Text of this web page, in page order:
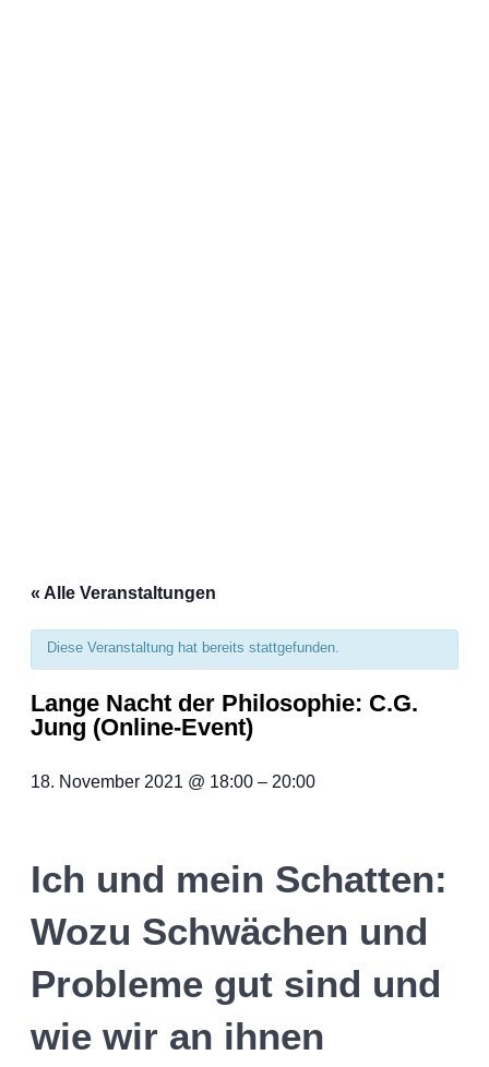
« Alle Veranstaltungen
Diese Veranstaltung hat bereits stattgefunden.
Lange Nacht der Philosophie: C.G.
Jung (Online-Event)
18. November 2021 @ 18:00 – 20:00
Ich und mein Schatten:
Wozu Schwächen und
Probleme gut sind und
wie wir an ihnen